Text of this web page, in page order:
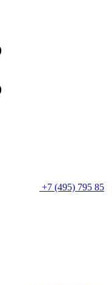
+7 (495) 795 85